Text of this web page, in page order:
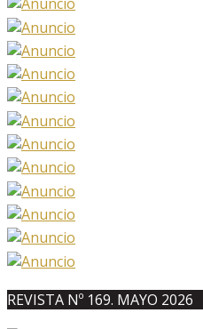
REVISTA Nº 169. MAYO 2026